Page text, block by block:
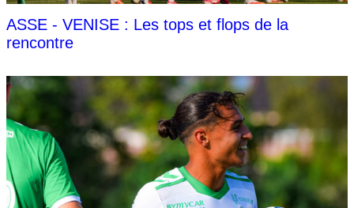
ASSE - VENISE : Les tops et flops de la
rencontre